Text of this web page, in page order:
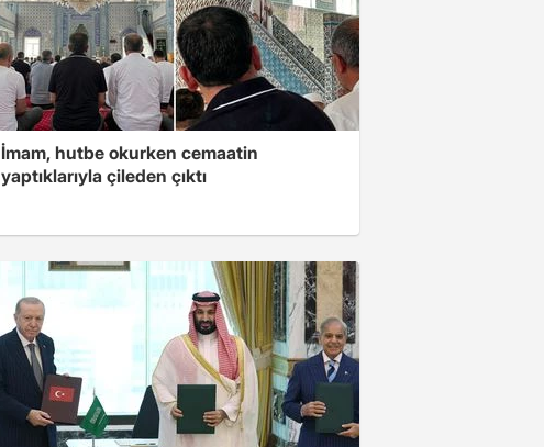
İmam, hutbe okurken cemaatin
yaptıklarıyla çileden çıktı